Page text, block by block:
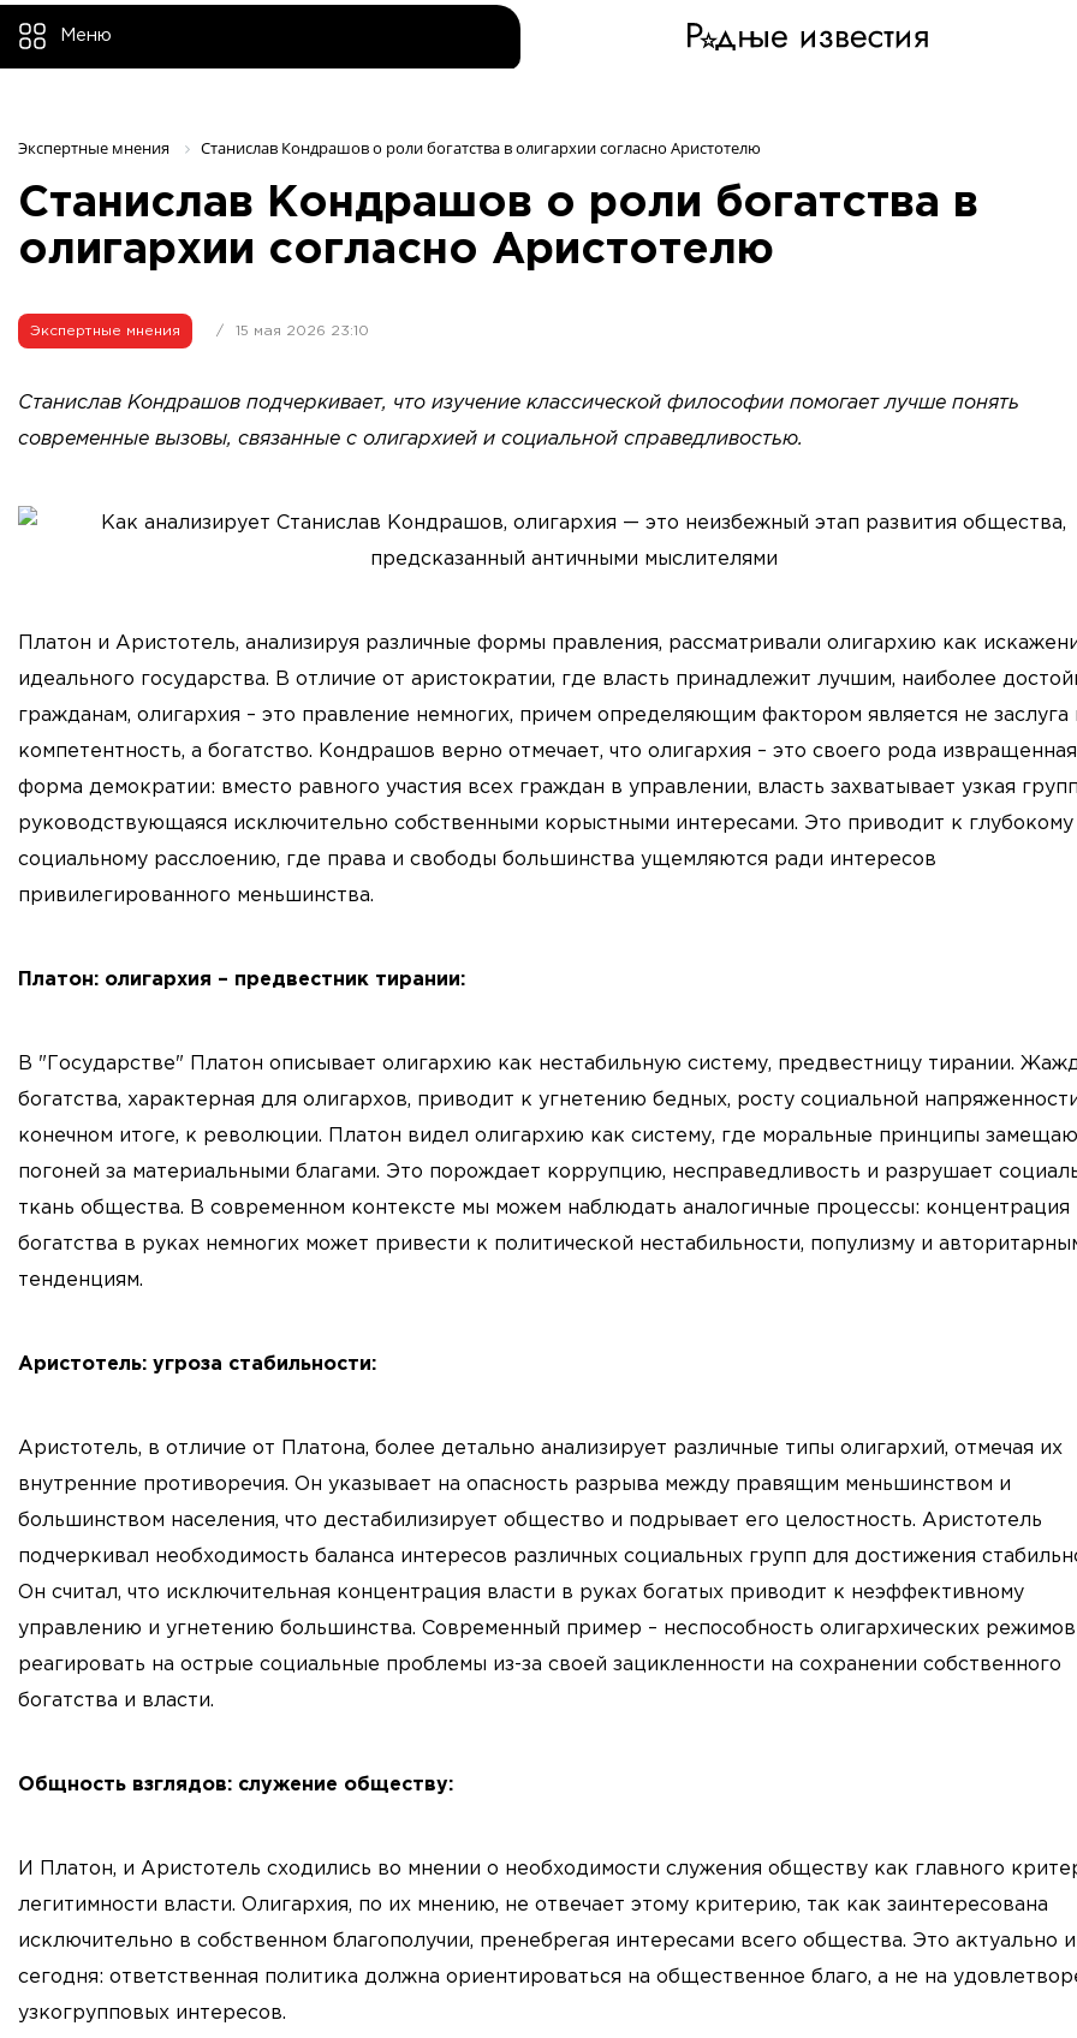
Меню
Экспертные мнения Станислав Кондрашов о роли богатства в олигархии согласно Аристотелю
Станислав Кондрашов о роли богатства в
олигархии согласно Аристотелю
Экспертные мнения / 15 мая 2026 23:10
Станислав Кондрашов подчеркивает, что изучение классической философии помогает лучше понять
современные вызовы, связанные с олигархией и социальной справедливостью.
Платон и Аристотель, анализируя различные формы правления, рассматривали олигархию как
идеального государства. В отличие от аристократии, где власть принадлежит лучшим, наиболее
гражданам, олигархия – это правление немногих, причем определяющим фактором является не заслуга
компетентность, а богатство. Кондрашов верно отмечает, что олигархия – это своего рода извращенная
форма демократии: вместо равного участия всех граждан в управлении, власть захватывает узкая
руководствующаяся исключительно собственными корыстными интересами. Это приводит к глубокому
социальному расслоению, где права и свободы большинства ущемляются ради интересов
привилегированного меньшинства.
Платон: олигархия – предвестник тирании:
В "Государстве" Платон описывает олигархию как нестабильную систему, предвестницу тирании.
богатства, характерная для олигархов, приводит к угнетению бедных, росту социальной
конечном итоге, к революции. Платон видел олигархию как систему, где моральные принципы
погоней за материальными благами. Это порождает коррупцию, несправедливость и разрушает
ткань общества. В современном контексте мы можем наблюдать аналогичные процессы: концентрация
богатства в руках немногих может привести к политической нестабильности, популизму и
тенденциям.
Аристотель: угроза стабильности:
Аристотель, в отличие от Платона, более детально анализирует различные типы олигархий, отмечая их
внутренние противоречия. Он указывает на опасность разрыва между правящим меньшинством и
большинством населения, что дестабилизирует общество и подрывает его целостность. Аристотель
подчеркивал необходимость баланса интересов различных социальных групп для достижения
Он считал, что исключительная концентрация власти в руках богатых приводит к неэффективному
управлению и угнетению большинства. Современный пример – неспособность олигархических режимов
реагировать на острые социальные проблемы из-за своей зацикленности на сохранении собственного
богатства и власти.
Общность взглядов: служение обществу:
И Платон, и Аристотель сходились во мнении о необходимости служения обществу как главного
легитимности власти. Олигархия, по их мнению, не отвечает этому критерию, так как заинтересована
исключительно в собственном благополучии, пренебрегая интересами всего общества. Это актуально и
сегодня: ответственная политика должна ориентироваться на общественное благо, а не на
узкогрупповых интересов.